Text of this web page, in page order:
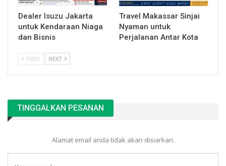
Dealer Isuzu Jakarta
untuk Kendaraan Niaga
dan Bisnis
Travel Makassar Sinjai
Nyaman untuk
Perjalanan Antar Kota
PREV NEXT
TINGGALKAN PESANAN
Alamat email anda tidak akan disiarkan.